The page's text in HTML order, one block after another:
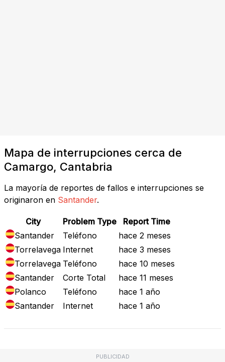
Mapa de interrupciones cerca de
Camargo, Cantabria
La mayoría de reportes de fallos e interrupciones se
originaron en Santander.
City Problem Type
Report Time
Santander
Teléfono
hace 2 meses
Torrelavega Internet
hace 3 meses
Torrelavega Teléfono
hace 10 meses
Santander
Corte Total
hace 11 meses
Polanco
Teléfono
hace 1 año
Santander
Internet hace 1 año
PUBLICIDAD